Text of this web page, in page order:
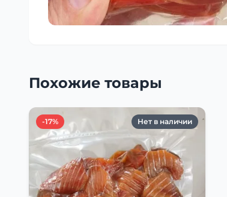
Похожие товары
-17% Нет в наличии